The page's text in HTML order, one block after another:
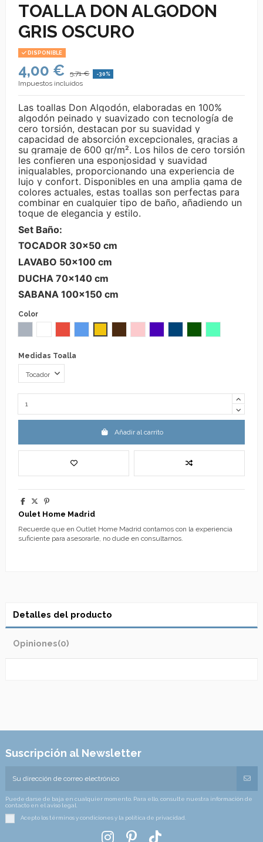
TOALLA DON ALGODON
GRIS OSCURO
DISPONIBLE
4,00 € 5,71 € -30%
Impuestos incluidos
Las toallas Don Algodón, elaboradas en 100%
algodón peinado y suavizado con tecnología de
cero torsión, destacan por su suavidad y
capacidad de absorción excepcionales, gracias a
su gramaje de 600 gr/m². Los hilos de cero torsión
les confieren una esponjosidad y suavidad
inigualables, proporcionando una experiencia de
lujo y confort. Disponibles en una amplia gama de
colores actuales, estas toallas son perfectas para
combinar en cualquier tipo de baño, añadiendo un
toque de elegancia y estilo.
Set Baño:
TOCADOR 30×50 cm
LAVABO 50×100 cm
DUCHA 70×140 cm
SABANA 100x150 cm
Color
Medidas Toalla
Añadir al carrito
Oulet Home Madrid
Recuerde que en Outlet Home Madrid contamos con la experiencia
suficiente para asesorarle, no dude en consultarnos.
Detalles del producto
Opiniones(0)
Suscripción al Newsletter
Puede darse de baja en cualquier momento. Para ello, consulte nuestra información de
contacto en el aviso legal.
Acepto los términos y condiciones y la política de privacidad.